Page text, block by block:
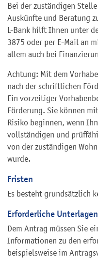
Bei der zuständigen
Auskünfte und Beratung
L-Bank hilft Ihnen unter
3875 oder per E-Mail an
allem auch bei
Achtung: Mit dem
nach der schriftlichen
Ein vorzeitiger
Förderung. Sie können
Risiko beginnen, wenn
vollständigen und
von der zuständigen
wurde.
Fristen
Es besteht grundsätzlich
Erforderliche Unterlagen
Dem Antrag müssen Sie
Informationen zu den
beispielsweise im